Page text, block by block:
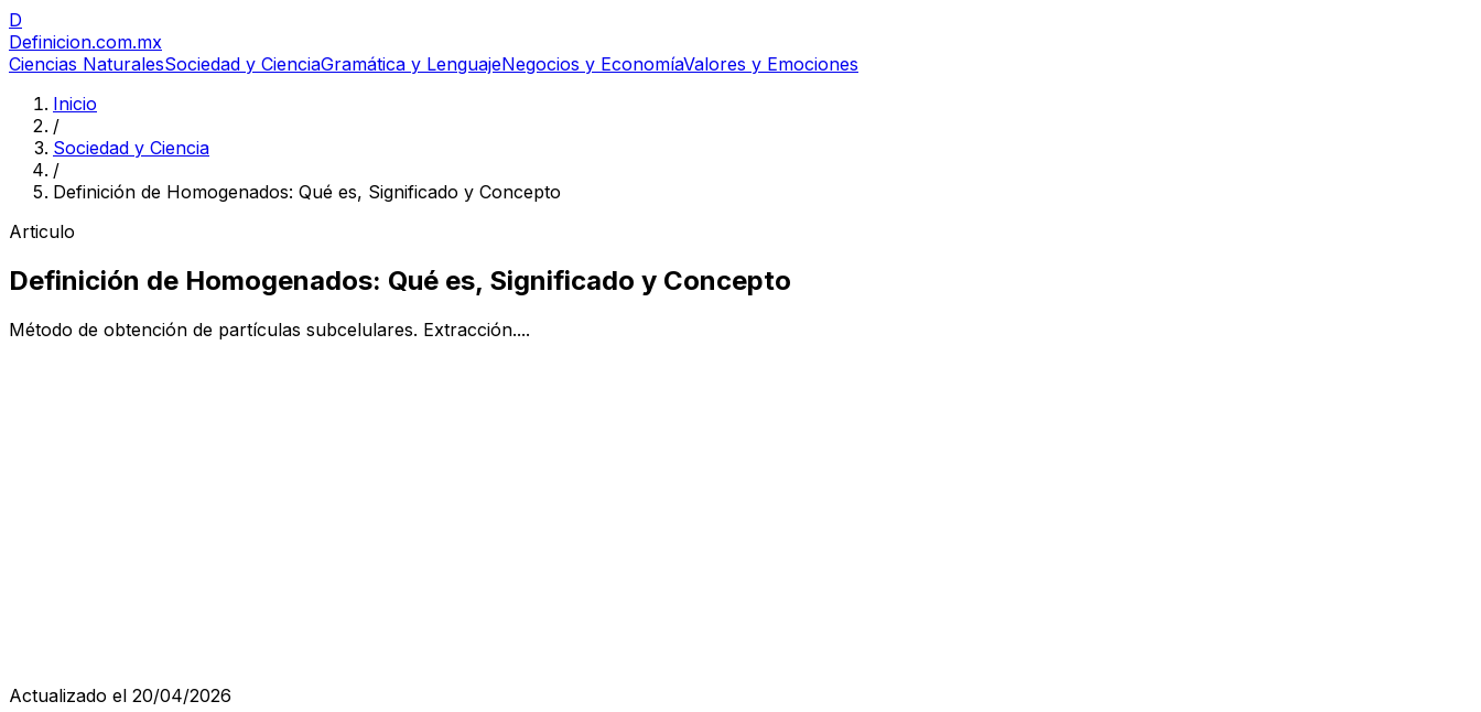
D
Definicion.com.mx
Ciencias NaturalesSociedad y CienciaGramática y LenguajeNegocios y EconomíaValores y Emociones
Inicio
/
Sociedad y Ciencia
/
Definición de Homogenados: Qué es, Significado y Concepto
Articulo
Definición de Homogenados: Qué es, Significado y Concepto
Método de obtención de partículas subcelulares. Extracción....
Actualizado el 20/04/2026